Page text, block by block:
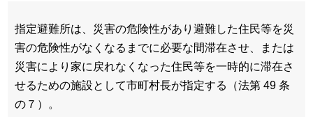
指定避難所は、災害の危険性があり避難した住民等を災
害の危険性がなくなるまでに必要な間滞在させ、または
災害により家に戻れなくなった住民等を一時的に滞在さ
せるための施設として市町村長が指定する（法第 49 条
の７）。